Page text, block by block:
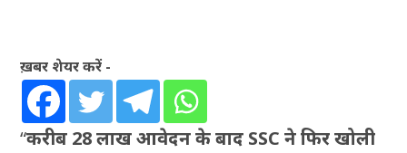
ख़बर शेयर करें -
“करीब 28 लाख आवेदन के बाद SSC ने फिर खोली